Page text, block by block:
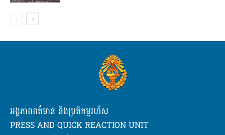
អង្គភាពពត៌មាន និងប្រតិកម្មរហ័ស
PRESS AND QUICK REACTION UNIT